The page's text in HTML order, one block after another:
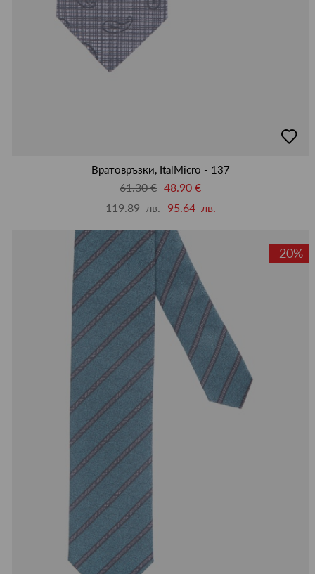
81 83 84
94
в
Вратовръзки, ItalMicro - 137
61.30 € 48.90 €
119.89 лв.
95.64 лв.
-20%